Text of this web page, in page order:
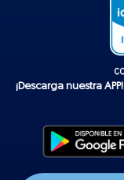
¡Descarga nuestra APP!